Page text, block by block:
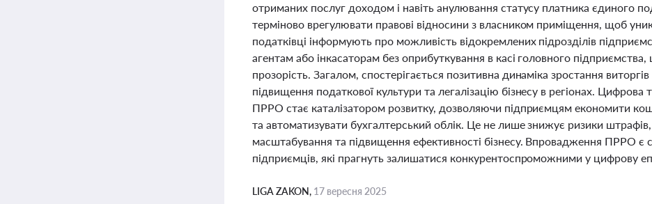
отриманих послуг доходом і навіть анулювання статусу платника єдиного
терміново врегулювати правові відносини з власником приміщення, щоб
податківці інформують про можливість відокремлених підрозділів
агентам або інкасаторам без оприбуткування в касі головного
прозорість. Загалом, спостерігається позитивна динаміка зростання
підвищення податкової культури та легалізацію бізнесу в регіонах.
ПРРО стає каталізатором розвитку, дозволяючи підприємцям економити
та автоматизувати бухгалтерський облік. Це не лише знижує ризики
масштабування та підвищення ефективності бізнесу. Впровадження ПРРО є
підприємців, які прагнуть залишатися конкурентоспроможними у цифрову
LIGA ZAKON, 17 вересня 2025